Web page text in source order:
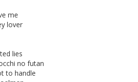
me
lover
lies
no futan
to handle